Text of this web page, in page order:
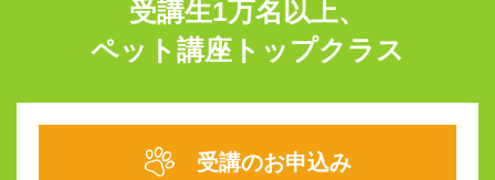
受講生1万名以上、
ペット講座トップクラス
受講のお申込み